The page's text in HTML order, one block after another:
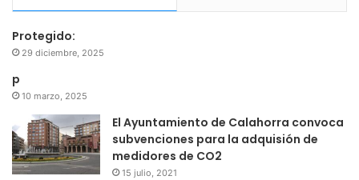
Protegido:
29 diciembre, 2025
p
10 marzo, 2025
El Ayuntamiento de Calahorra convoca
subvenciones para la adquisión de
medidores de CO2
15 julio, 2021